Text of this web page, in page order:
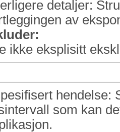
detaljer:
av
ikke eksplisitt
hendelse:
som kan